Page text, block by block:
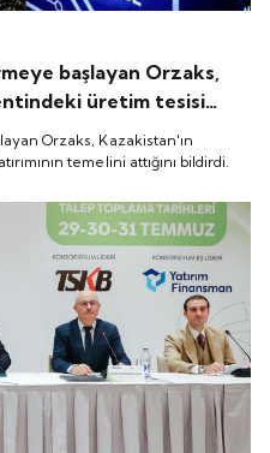
başlayan Orzaks,
üretim tesisi
bildirdi.
Orzaks, Kazakistan'ın
temelini attığını bildirdi.